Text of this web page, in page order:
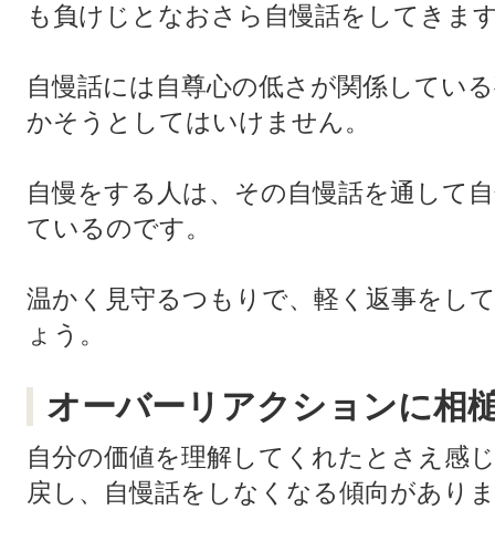
も負けじとなおさら自慢話をしてきま
自慢話には自尊心の低さが関係してい
かそうとしてはいけません。
自慢をする人は、その自慢話を通して
ているのです。
温かく見守るつもりで、軽く返事をし
ょう。
オーバーリアクションに相
自分の価値を理解してくれたとさえ感
戻し、自慢話をしなくなる傾向があり